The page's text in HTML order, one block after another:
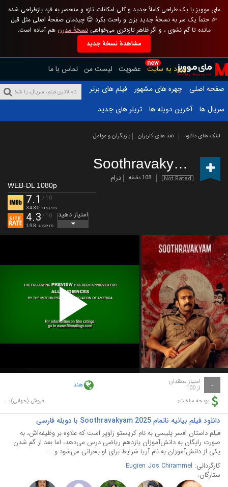
مای موویز با یک طراحی کاملاً جدید و کلی امکانات تازه و منحصر به فرد بازطراحی شده
🎉 حتماً یک سر به نسخهٔ جدید بزن و راحت بگرد 😊 چیدمان صفحهٔ اصلی مثل قبل
مانده تا گم نشوی ، و اگر ظاهر تازه‌تری می‌خواهینسخهٔ مدرن هم آماده است.
مشاهدهٔ نسخهٔ جدید
new
ورود به سایت عضویت لیست من تماس با ما
صفحه اصلی
چهره های مشهور
فیلم های برتر
سریال ها
آخرین دوبله ها تریلر های جدید
لینک های دانلود نقد های کاربران بازیگران و عوامل
Soothravakyam (2025)
Not Rated 108 دقیقه درام
WEB-DL 1080p
7.1 /10
3430 users
4.3 /10
198 users
امتیاز دهید
Play
Video
- امتیاز منتقدان
از 100 هند
بودجه ساخت:- فروش (جهانی):-
دانلود فیلم بیانیه ناتمام Soothravakyam 2025 با دوبله فارسی
فیلم داستان افسر پلیسی به نام کریستو زاویِر است که علاوه بر وظیفه‌اش، به
صورت رایگان به دانش‌آموزان یازدهم ریاضی درس می‌دهد، اما بعد از گم شدن
یکی از دانش‌آموزان به نام آریا شرایط برای او بحرانی می‌شود و ...
کارگردانی: Eugien Jos Chirammel
ستارگان: